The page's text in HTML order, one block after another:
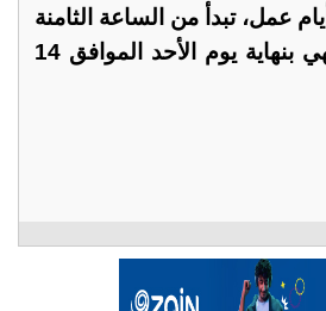
ذاته، وذلك خلال 3 أيام عمل، تبدأ من الساعة الثامنة
صباح الأربعاء، وتنتهي بنهاية يوم الأحد الموافق 14